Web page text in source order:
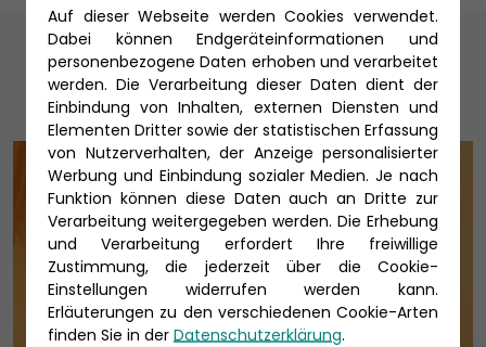
Unsere Reiseexperten
Auf dieser Webseite werden Cookies verwendet.
Dabei können Endgeräteinformationen und
personenbezogene Daten erhoben und verarbeitet
werden. Die Verarbeitung dieser Daten dient der
Einbindung von Inhalten, externen Diensten und
Elementen Dritter sowie der statistischen Erfassung
von Nutzerverhalten, der Anzeige personalisierter
Werbung und Einbindung sozialer Medien. Je nach
Funktion können diese Daten auch an Dritte zur
Verarbeitung weitergegeben werden. Die Erhebung
und Verarbeitung erfordert Ihre freiwillige
Zustimmung, die jederzeit über die Cookie-
Einstellungen widerrufen werden kann.
Erläuterungen zu den verschiedenen Cookie-Arten
finden Sie in der Datenschutzerklärung.